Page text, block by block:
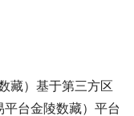
藏）基于第三方区
台金陵数藏）平台